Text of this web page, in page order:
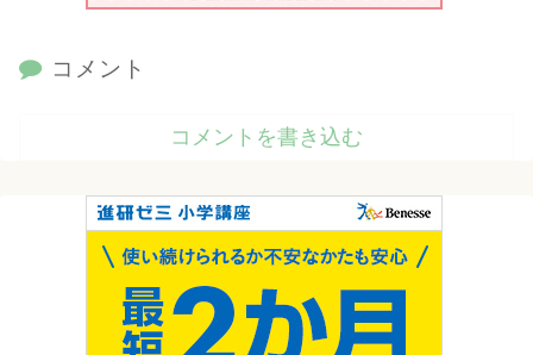
コメント
コメントを書き込む